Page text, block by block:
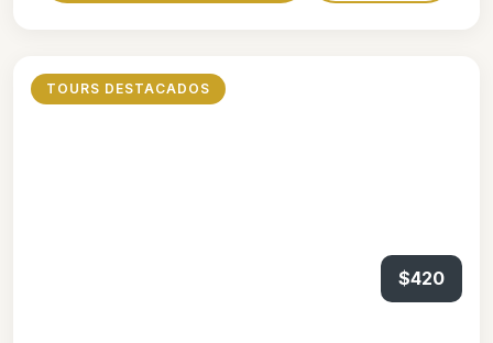
TOURS DESTACADOS
$420